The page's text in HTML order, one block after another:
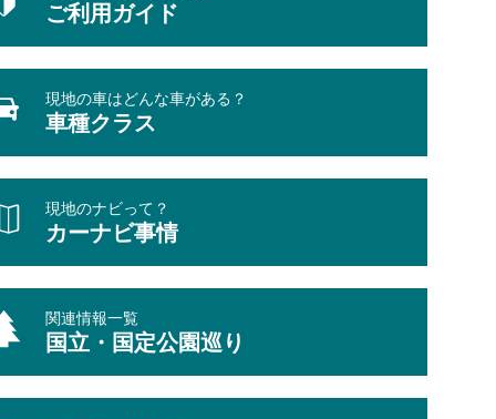
ご利用ガイド
現地の車はどんな車がある？
車種クラス
現地のナビって？
カーナビ事情
関連情報一覧
国立・国定公園巡り